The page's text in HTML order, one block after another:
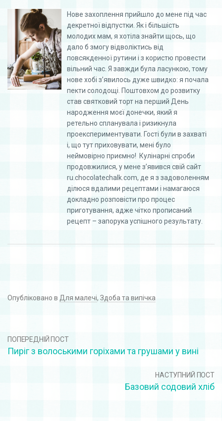
Нове захоплення прийшло до мене під час
декретної відпустки. Як і більшість
молодих мам, я хотіла знайти щось, що
дало б змогу відволіктись від
повсякденної рутини і з користю провести
вільний час. Я завжди була ласункою, тому
нове хобі з’явилось дуже швидко: я почала
пекти солодощі. Поштовхом до розвитку
став святковий торт на перший День
народження моєї донечки, який я
ретельно спланувала і ризикнула
проекспериментувати. Гості були в захваті
і, що тут приховувати, мені було
неймовірно приємно! Кулінарні спроби
продовжилися, у мене з’явився свій сайт
ru.chocolatechalk.com, де я з задоволенням
ділюся вдалими рецептами і намагаюся
докладно розповісти про процес
приготування, адже чітко прописаний
рецепт – запорука успішного результату.
Опубліковано в Для малечі, Здоба та випічка
ПОПЕРЕДНІЙ ПОСТ
Пиріг з волоськими горіхами та грушами у вині
НАСТУПНИЙ ПОСТ
Базовий содовий хліб